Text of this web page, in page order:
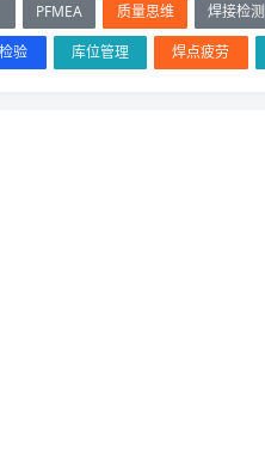
PFMEA 质量思维 焊接检测
验
库位管理 焊点疲劳